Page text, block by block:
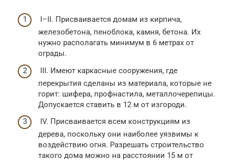
I–II. Присваивается домам из кирпича,
железобетона, пеноблока, камня, бетона. Их
нужно располагать минимум в 6 метрах от
ограды.
III. Имеют каркасные сооружения, где
перекрытия сделаны из материала, которые не
горит: шифера, профнастила, металлочерепицы.
Допускается ставить в 12 м от изгороди.
IV. Присваивается всем конструкциям из
дерева, поскольку они наиболее уязвимы к
воздействию огня. Разрешать строительство
такого дома можно на расстоянии 15 м от